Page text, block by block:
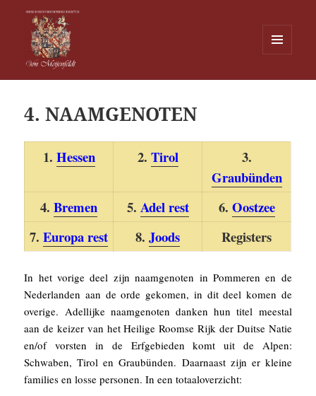
WIDGETS
4. NAAMGENOTEN
1. Hessen 2. Tirol
3.
Graubünden
4.Bremen 5. Adel rest 6. Oostzee
7.Europa rest 8.Joods Registers
In het vorige deel zijn naamgenoten in Pommeren en de
Nederlanden aan de orde gekomen, in dit deel komen de
overige. Adellijke naamgenoten danken hun titel meestal
aan de keizer van het Heilige Roomse Rijk der Duitse Natie
en/of vorsten in de Erfgebieden komt uit de Alpen:
Schwaben, Tirol en Graubünden. Daarnaast zijn er kleine
families en losse personen.Ineen totaaloverzicht: